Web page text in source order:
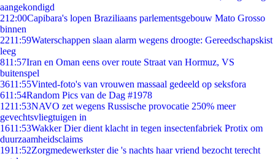
aangekondigd
212:00Capibara's lopen Braziliaans parlementsgebouw Mato Grosso
binnen
2211:59Waterschappen slaan alarm wegens droogte: Gereedschapskist
leeg
811:57Iran en Oman eens over route Straat van Hormuz, VS
buitenspel
3611:55Vinted-foto's van vrouwen massaal gedeeld op seksfora
611:54Random Pics van de Dag #1978
1211:53NAVO zet wegens Russische provocatie 250% meer
gevechtsvliegtuigen in
1611:53Wakker Dier dient klacht in tegen insectenfabriek Protix om
duurzaamheidsclaims
1911:52Zorgmedewerkster die 's nachts haar vriend bezocht terecht